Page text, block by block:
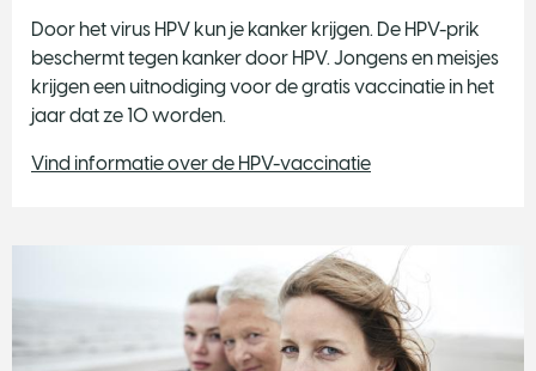
Door het virus HPV kun je kanker krijgen. De HPV-prik
beschermt tegen kanker door HPV. Jongens en meisjes
krijgen een uitnodiging voor de gratis vaccinatie in het
jaar dat ze 10 worden.
Vind informatie over de HPV-vaccinatie